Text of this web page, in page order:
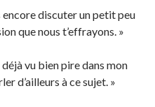
discuter un petit peu
que nous t’effrayons. »
déjà vu bien pire dans mon
d’ailleurs à ce sujet. »